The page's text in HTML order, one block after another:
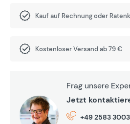
Kauf auf Rechnung oder
Kostenloser Versand ab 79 €
Frag unsere
Jetzt
+49 2583